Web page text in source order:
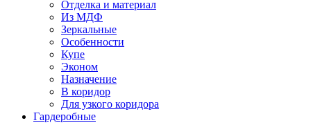
Отделка и материал
Из МДФ
Зеркальные
Особенности
Купе
Эконом
Назначение
В коридор
Для узкого коридора
Гардеробные